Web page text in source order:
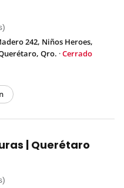
242, Niños Heroes,
Qro. ·Cerrado
| Querétaro